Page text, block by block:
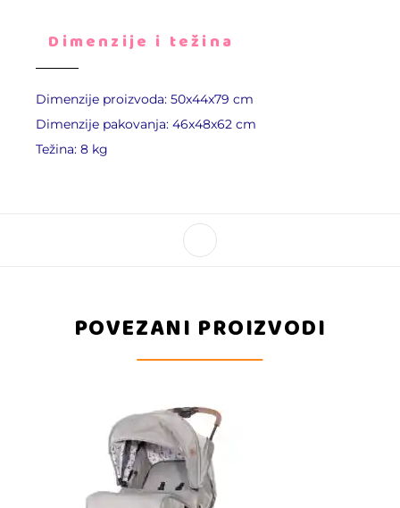
Dimenzije i težina
Dimenzije proizvoda: 50x44x79 cm
Dimenzije pakovanja: 46x48x62 cm
Težina: 8 kg
POVEZANI PROIZVODI